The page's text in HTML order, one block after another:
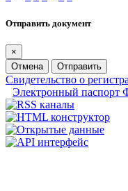
Отправить документ
×
Отмена
Отправить
Свидетельство о
Электронный